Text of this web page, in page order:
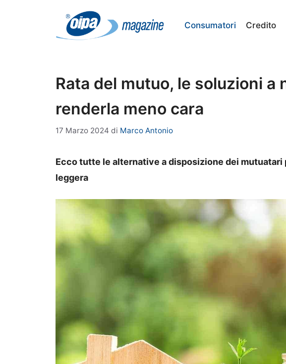
Consumatori Credito
Rata del mutuo, le soluzioni a
renderla meno cara
17 Marzo 2024 di Marco Antonio
Ecco tutte le alternative a disposizione dei mutuatari
leggera